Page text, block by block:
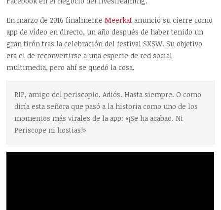
En marzo de 2016 finalmenteMeerkat anunció su cierre como
app de vídeo en directo, un año después de haber tenido un
gran tirón tras la celebración del festival SXSW. Su objetivo
era el de reconvertirse a una especie de red social
multimedia, pero ahí se quedó la cosa.
RIP, amigo del periscopio. Adiós. Hasta siempre. O como
diría esta señora que pasó a la historia como uno de los
momentos más virales de la app: «¡Se ha acabao. Ni
Periscope ni hostias!»